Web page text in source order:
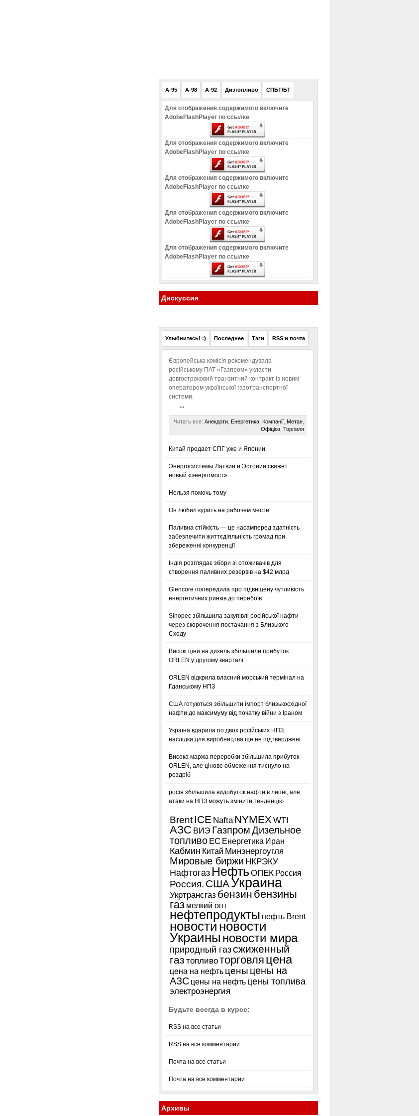
A-95 A-98 A-92 Дизтопливо СПБТ/БТ
Для отображения содержимого включите
AdobeFlashPlayer по ссылке
Для отображения содержимого включите
AdobeFlashPlayer по ссылке
Для отображения содержимого включите
AdobeFlashPlayer по ссылке
Для отображения содержимого включите
AdobeFlashPlayer по ссылке
Для отображения содержимого включите
AdobeFlashPlayer по ссылке
Дискуссия
Улыбнитесь! :) Последнее Тэги RSS и почта
Європейська комісія рекомендувала
російському ПАТ «Газпром» укласти
довгостроковий транзитний контракт із новим
оператором української газотранспортної
системи.
…
Читать все: Анекдоти, Енергетика, Компанії, Метан,
Офіціоз, Торгівля
Китай продает СПГ уже и Японии
Энергосистемы Латвии и Эстонии свяжет
новый «энергомост»
Нельзя помочь тому
Он любил курить на рабочем месте
Паливна стійкість — це насамперед здатність
забезпечити життєдіяльність громад при
збереженні конкуренції
Індія розглядає збори зі споживачів для
створення паливних резервів на $42 млрд
Glencore попередила про підвищену чутливість
енергетичних ринків до перебоїв
Sinopec збільшила закупівлі російської нафти
через скорочення постачання з Близького
Сходу
Високі ціни на дизель збільшили прибуток
ORLEN у другому кварталі
ORLEN відкрила власний морський термінал на
Гданському НПЗ
США готуються збільшити імпорт близькосхідної
нафти до максимуму від початку війни з Іраном
Україна вдарила по двох російських НПЗ:
наслідки для виробництва ще не підтверджені
Висока маржа переробки збільшила прибуток
ORLEN, але цінове обмеження тиснуло на
роздріб
росія збільшила видобуток нафти в липні, але
атаки на НПЗ можуть змінити тенденцію
Brent ICE Nafta NYMEXWTI
АЗС ВИЭ ГазпромДизельное
топливо ЕС Енергетика Иран
Кабмин Китай Минэнергоугля
Мировые биржи НКРЭКУ
Нафтогаз Нефть ОПЕК Россия
Россия. СШАУкраина
Укртрансгаз бензин бензины
газ мелкий опт
нефтепродукты нефть Brent
новости новости
Украины новости мира
природный газсжиженный
газ топливоторговля цена
цена на нефть цены цены на
АЗС цены на нефть цены топлива
электроэнергия
Будьте всегда в курсе:
RSS на все статьи
RSS на все комментарии
Почта на все статьи
Почта на все комментарии
Архивы